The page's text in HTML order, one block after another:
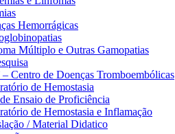
Hemorrágicas
Múltiplo e Outras Gamopatias
Centro de Doenças Tromboembólicas
de Hemostasia
Ensaio de Proficiência
de Hemostasia e Inflamação
/ Material Didatico